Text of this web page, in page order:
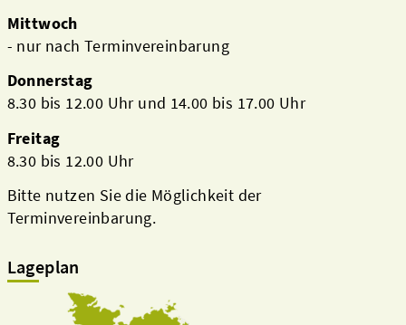
Mittwoch
- nur nach Terminvereinbarung
Donnerstag
8.30 bis 12.00 Uhr und 14.00 bis 17.00 Uhr
Freitag
8.30 bis 12.00 Uhr
Bitte nutzen Sie die Möglichkeit der
Terminvereinbarung.
Lageplan